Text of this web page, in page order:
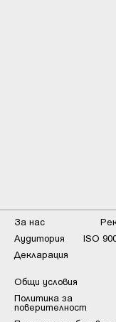
За нас
Аудитория
ISO
Декларация
Общи условия
Пoлитикa зa
пoвepитeлнocт